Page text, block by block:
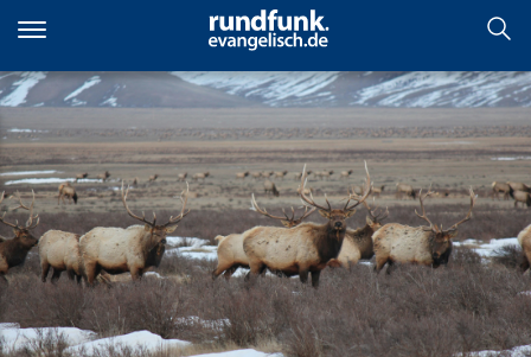
zum
Inhalt
Einschalten, um
abzuschalten